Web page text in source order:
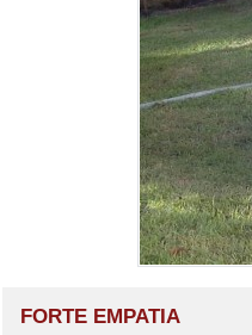
FORTE EMPATIA